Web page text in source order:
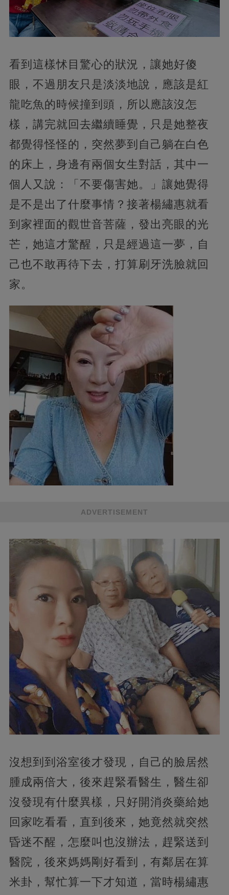
看到這樣怵目驚心的狀況，讓她好傻
眼，不過朋友只是淡淡地說，應該是紅
龍吃魚的時候撞到頭，所以應該沒怎
樣，講完就回去繼續睡覺，只是她整夜
都覺得怪怪的，突然夢到自己躺在白色
的床上，身邊有兩個女生對話，其中一
個人又說：「不要傷害她。」讓她覺得
是不是出了什麼事情？接著楊繡惠就看
到家裡面的觀世音菩薩，發出亮眼的光
芒，她這才驚醒，只是經過這一夢，自
己也不敢再待下去，打算刷牙洗臉就回
家。
ADVERTISEMENT
沒想到到浴室後才發現，自己的臉居然
腫成兩倍大，後來趕緊看醫生，醫生卻
沒發現有什麼異樣，只好開消炎藥給她
回家吃看看，直到後來，她竟然就突然
昏迷不醒，怎麼叫也沒辦法，趕緊送到
醫院，後來媽媽剛好看到，有鄰居在算
米卦，幫忙算一下才知道，當時楊繡惠